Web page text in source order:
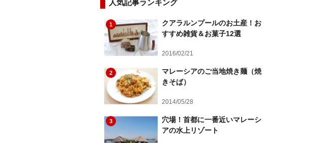
人気記事ランキング
1
クアラルンプールのお土産！お
すすめ雑貨＆お菓子12選
2016/02/21
2
マレーシアのご当地焼き麺（焼
きそば）
2014/05/28
3
穴場！首都に一番近いマレーシ
アの水上リゾート